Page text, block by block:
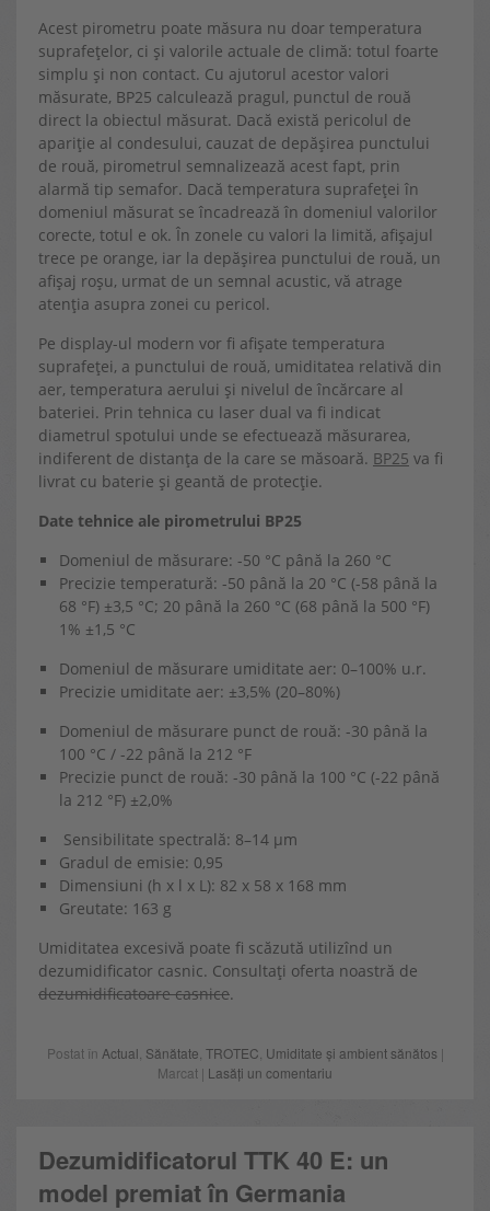
Acest pirometru poate măsura nu doar temperatura
suprafețelor, ci și valorile actuale de climă: totul foarte
simplu și non contact. Cu ajutorul acestor valori
măsurate, BP25 calculează pragul, punctul de rouă
direct la obiectul măsurat. Dacă există pericolul de
apariție al condesului, cauzat de depășirea punctului
de rouă, pirometrul semnalizează acest fapt, prin
alarmă tip semafor. Dacă temperatura suprafeței în
domeniul măsurat se încadrează în domeniul valorilor
corecte, totul e ok. În zonele cu valori la limită, afișajul
trece pe orange, iar la depășirea punctului de rouă, un
afișaj roșu, urmat de un semnal acustic, vă atrage
atenția asupra zonei cu pericol.
Pe display-ul modern vor fi afișate temperatura
suprafeței, a punctului de rouă, umiditatea relativă din
aer, temperatura aerului și nivelul de încărcare al
bateriei. Prin tehnica cu laser dual va fi indicat
diametrul spotului unde se efectuează măsurarea,
indiferent de distanța de la care se măsoară. BP25 va fi
livrat cu baterie și geantă de protecție.
Date tehnice ale pirometrului BP25
Domeniul de măsurare: -50 °C până la 260 °C
Precizie temperatură: -50 până la 20 °C (-58 până la
68 °F) ±3,5 °C; 20 până la 260 °C (68 până la 500 °F)
1% ±1,5 °C
Domeniul de măsurare umiditate aer: 0–100% u.r.
Precizie umiditate aer: ±3,5% (20–80%)
Domeniul de măsurare punct de rouă: -30 până la
100 °C / -22 până la 212 °F
Precizie punct de rouă: -30 până la 100 °C (-22 până
la 212 °F) ±2,0%
Sensibilitate spectrală: 8–14 μm
Gradul de emisie: 0,95
Dimensiuni (h x l x L): 82 x 58 x 168 mm
Greutate: 163 g
Umiditatea excesivă poate fi scăzută utilizînd un
dezumidificator casnic. Consultați oferta noastră de
dezumidificatoare casnice.
Postat în Actual Sănătate TROTEC Umiditate și ambient sănătos |
Marcat | Lasăți un comentariu
Dezumidificatorul TTK 40 E: un
model premiat în Germania